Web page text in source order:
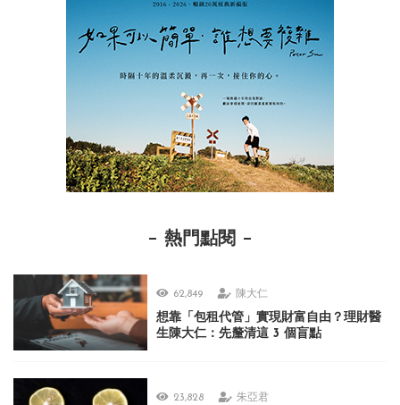
熱門點閱
62,849 陳大仁
想靠「包租代管」實現財富自由？理財醫
生陳大仁：先釐清這 3 個盲點
23,828 朱亞君